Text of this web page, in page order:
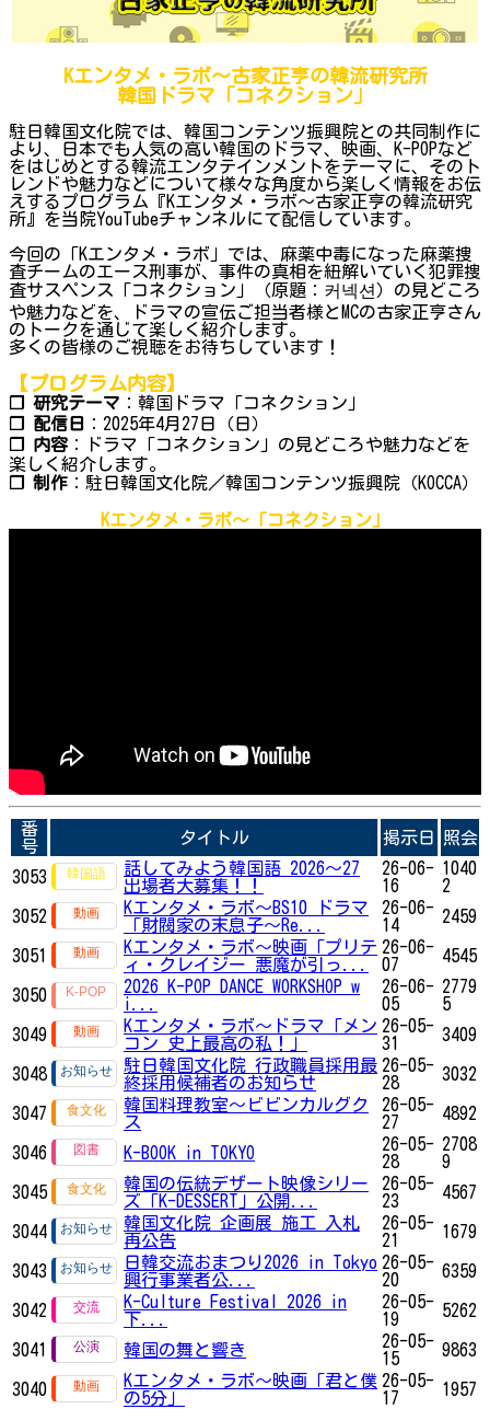
Kエンタメ・ラボ～古家正亨の韓流研究所
韓国ドラマ「コネクション」
駐日韓国文化院では、韓国コンテンツ振興院との共同制作に
より、日本でも人気の高い韓国のドラマ、映画、K-POPなど
をはじめとする韓流エンタテインメントをテーマに、そのト
レンドや魅力などについて様々な角度から楽しく情報をお伝
えするプログラム『Kエンタメ・ラボ～古家正亨の韓流研究
所』を当院YouTubeチャンネルにて配信しています。
今回の「Kエンタメ・ラボ」では、麻薬中毒になった麻薬捜
査チームのエース刑事が、事件の真相を紐解いていく犯罪捜
査サスペンス「コネクション」（原題：커넥션）の見どころ
や魅力などを、ドラマの宣伝ご担当者様とMCの古家正亨さん
のトークを通じて楽しく紹介します。
多くの皆様のご視聴をお待ちしています！
【プログラム内容】
❐ 研究テーマ ：韓国ドラマ「コネクション」
❐ 配信日
：2025年4月27日（日）
❐ 内容 ：ドラマ「コネクション」の見どころや魅力などを
楽しく紹介します。
❐ 制作 ：駐日韓国文化院／韓国コンテンツ振興院（KOCCA）
Kエンタメ・ラボ～「コネクション」
番
号
タイトル 掲示日 照会
3053
話してみよう韓国語 2026～27
出場者大募集！！
26-06-
16
1040
2
3052
Kエンタメ・ラボ～BS10 ドラマ
「財閥家の末息子～Re...
26-06-
14
2459
3051
Kエンタメ・ラボ～映画「プリテ
ィ・クレイジー 悪魔が引っ...
26-06-
07
4545
3050
2026 K-POP DANCE WORKSHOP w
i...
26-06-
05
2779
5
3049
Kエンタメ・ラボ～ドラマ「メン
コン 史上最高の私！」
26-05-
31
3409
3048
駐日韓国文化院 行政職員採用最
終採用候補者のお知らせ
26-05-
28
3032
3047
韓国料理教室～ビビンカルグク
ス
26-05-
27
4892
3046 K-BOOK in TOKYO
26-05-
28
2708
9
3045
韓国の伝統デザート映像シリー
ズ「K-DESSERT」公開...
26-05-
23
4567
3044
韓国文化院 企画展 施工 入札
再公告
26-05-
21
1679
3043
日韓交流おまつり2026 in Tokyo
興行事業者公...
26-05-
20
6359
3042
K-Culture Festival 2026 in
下...
26-05-
19
5262
3041 韓国の舞と響き
26-05-
15
9863
3040
Kエンタメ・ラボ～映画「君と僕
の5分」
26-05-
17
1957